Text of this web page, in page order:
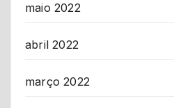
maio 2022
abril 2022
março 2022